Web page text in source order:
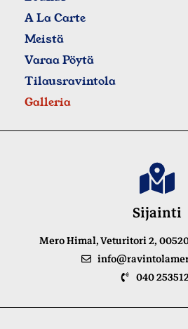
A La Carte
Meistä
Varaa Pöytä
Tilausravintola
Galleria
Sijainti
Mero Himal, Veturitori 2,
040